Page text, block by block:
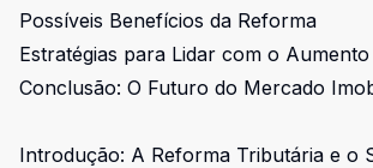
Possíveis Benefícios da Reforma
Estratégias para Lidar com o
Conclusão: O Futuro do Mercado
Introdução: A Reforma Tributária e o